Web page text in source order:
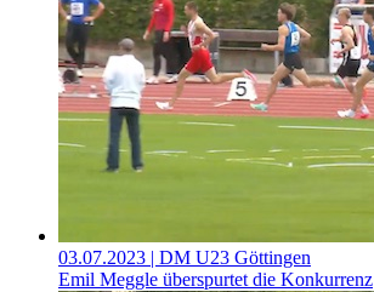
03.07.2023 | DM U23 Göttingen
Emil Meggle überspurtet die Konkurrenz